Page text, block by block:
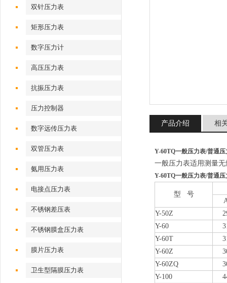
双针压力表
矩形压力表
数字压力计
高压压力表
抗振压力表
压力控制器
数字远传压力表
双管压力表
氨用压力表
电接点压力表
不锈钢差压表
不锈钢膜盒压力表
膜片压力表
卫生型隔膜压力表
产品介绍 相
Y-60TQ一般压力表/普通
一般压力表适用测量
Y-60TQ一般压力表/普通
型 号
Y-50Z
Y-60
Y-60T
Y-60Z
Y-60ZQ
Y-100